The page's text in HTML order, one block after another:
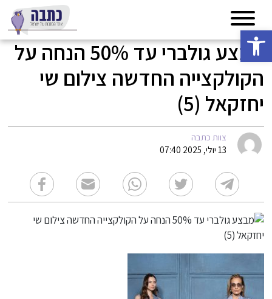
פתח סרגל נגישות
מבצע גולברי עד 50% הנחה על
הקולקצייה החדשה צילום שי
יחזקאל (5)
צוות כתבה
13 יולי, 2025 07:40